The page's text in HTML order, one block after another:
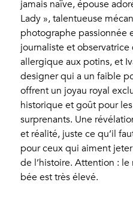
jamais naïve, épouse
Lady », talentueuse
photographe passionnée
journaliste et
allergique aux potins, et
designer qui a un faible
offrent un joyau royal
historique et goût pour
surprenants. Une
et réalité, juste ce qu’il
pour ceux qui aiment
de l’histoire. Attention :
bée est très élevé.